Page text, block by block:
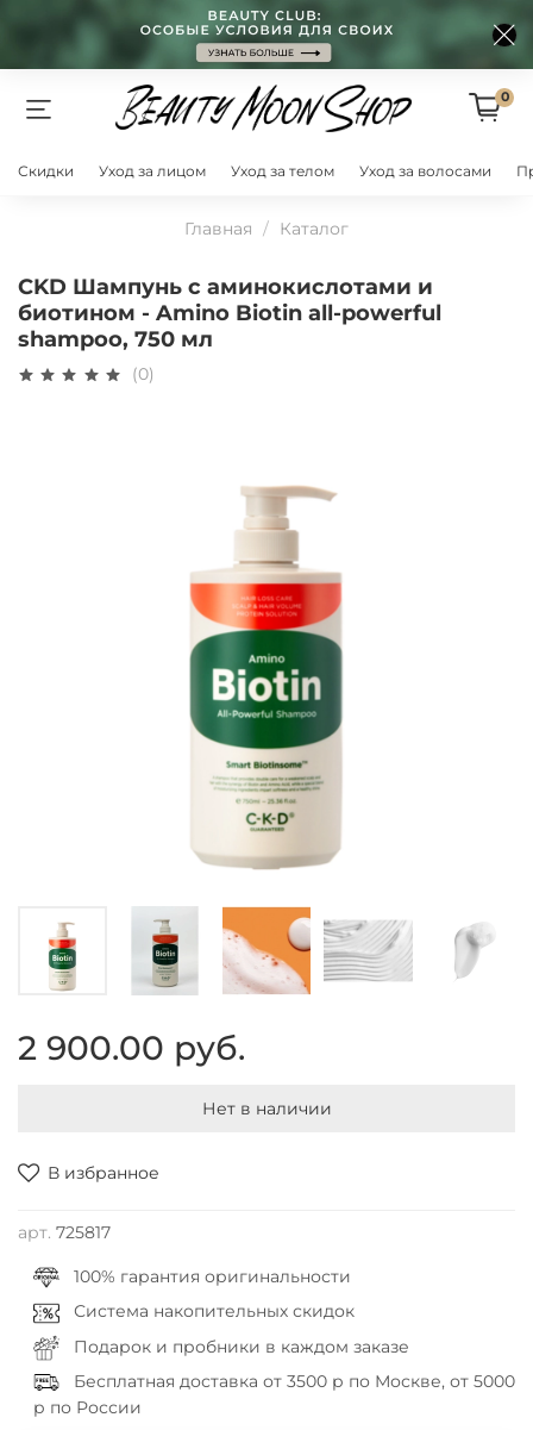
0
Скидки Уход за лицом Уход за телом Уход за волосами
Главная Каталог
CKD Шампунь с аминокислотами и
биотином - Amino Biotin all-powerful
shampoo, 750 мл
(0)
В избранное
арт. 725817
2 900.00 руб.
Нет в наличии
100% гарантия оригинальности
Система накопительных скидок
Подарок и пробники в каждом заказе
Бесплатная доставка от 3500 р по Москве, от 5000
р по России